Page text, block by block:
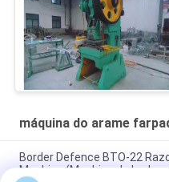
máquina do arame
Border Defence BTO-22
Machine (Machina de